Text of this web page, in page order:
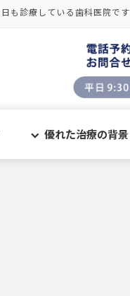
も診療している歯科医院です
優れた治療の背景